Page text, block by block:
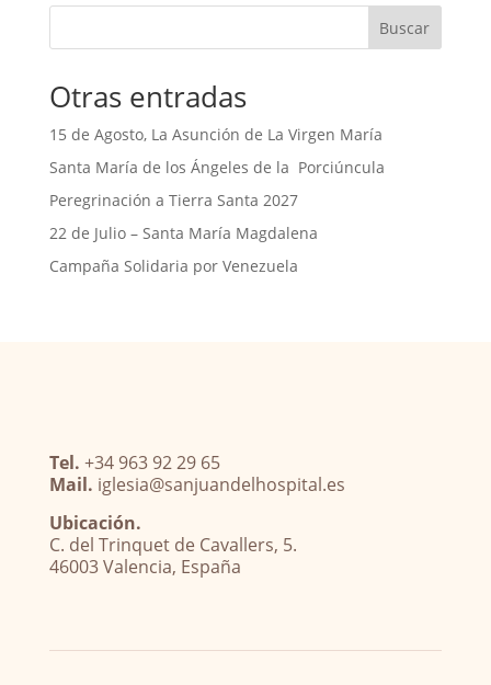
Buscar
Otras entradas
15 de Agosto, La Asunción de La Virgen María
Santa María de los Ángeles de la Porciúncula
Peregrinación a Tierra Santa 2027
22 de Julio – Santa María Magdalena
Campaña Solidaria por Venezuela
Tel. +34 963 92 29 65
Mail. iglesia@sanjuandelhospital.es
Ubicación.
C. del Trinquet de Cavallers, 5.
46003 Valencia, España